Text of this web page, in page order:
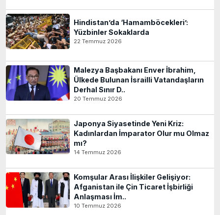
Hindistan’da ‘Hamamböcekleri’:
Yüzbinler Sokaklarda
22 Temmuz 2026
Malezya Başbakanı Enver İbrahim,
Ülkede Bulunan İsrailli Vatandaşların
Derhal Sınır D..
20 Temmuz 2026
Japonya Siyasetinde Yeni Kriz:
Kadınlardan İmparator Olur mu Olmaz
mı?
14 Temmuz 2026
Komşular Arası İlişkiler Gelişiyor:
Afganistan ile Çin Ticaret İşbirliği
Anlaşması İm..
10 Temmuz 2026